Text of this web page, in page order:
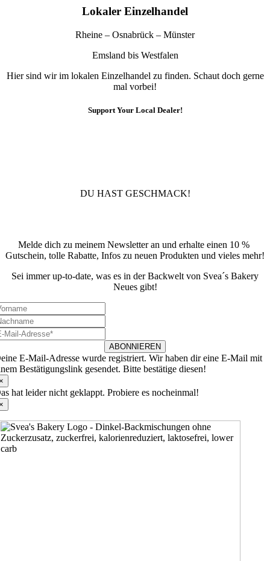
Lokaler Einzelhandel
Rheine – Osnabrück – Münster
Emsland bis Westfalen
Hier sind wir im lokalen Einzelhandel zu finden. Schaut doch gerne
mal vorbei!
Support Your Local Dealer!
DU HAST GESCHMACK!
Melde dich zu meinem Newsletter an und erhalte einen 10 %
Gutschein, tolle Rabatte, Infos zu neuen Produkten und vieles mehr!
Sei immer up-to-date, was es in der Backwelt von Svea´s Bakery
Neues gibt!
ABONNIEREN
E-Mail-Adresse wurde registriert. Wir haben dir eine E-Mail mit
Bestätigungslink gesendet. Bitte bestätige diesen!
hat leider nicht geklappt. Probiere es nocheinmal!